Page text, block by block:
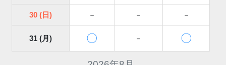
30 (日) － － －
31 (月) 〇 － 〇